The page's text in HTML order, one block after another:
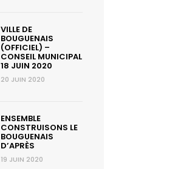
VILLE DE
BOUGUENAIS
(OFFICIEL) –
CONSEIL MUNICIPAL
18 JUIN 2020
20 JUIN 2020
ENSEMBLE
CONSTRUISONS LE
BOUGUENAIS
D’APRÈS
19 JUIN 2020